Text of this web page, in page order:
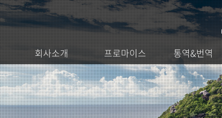
회사소개 프로마이스 통역&번역